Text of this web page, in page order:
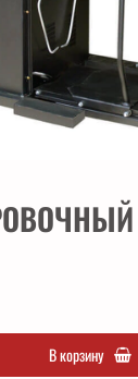
В корзину